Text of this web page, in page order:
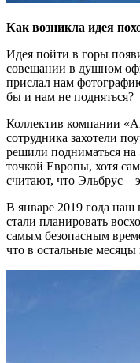
Как возникла идея
Идея пойти в горы
совещании в душном
прислал нам
бы и нам не подняться?
Коллектив компании
сотрудника захотели
решили подниматься на
точкой Европы, хотя
считают, что Эльбрус –
В январе 2019 года
стали планировать
самым безопасным
что в остальные